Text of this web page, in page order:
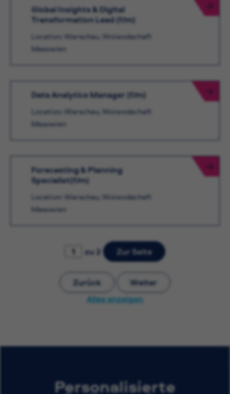
Global Insights & Digital
Transformation Lead (f/m)
Location: Warschau, Woiwodschaft
Masowien
Data Analytics Manager (f/m)
Location: Warschau, Woiwodschaft
Masowien
Forecasting & Planning
Specialist(f/m)
Location: Warschau, Woiwodschaft
Masowien
zu 2 Zur Seite
Zurück
Weiter
Alles anzeigen
Personalisierte